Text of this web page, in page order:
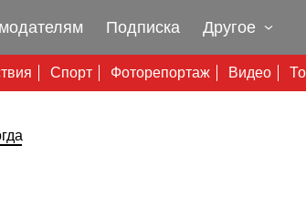
Спорт Фоторепортаж Видео
Подписка Другое